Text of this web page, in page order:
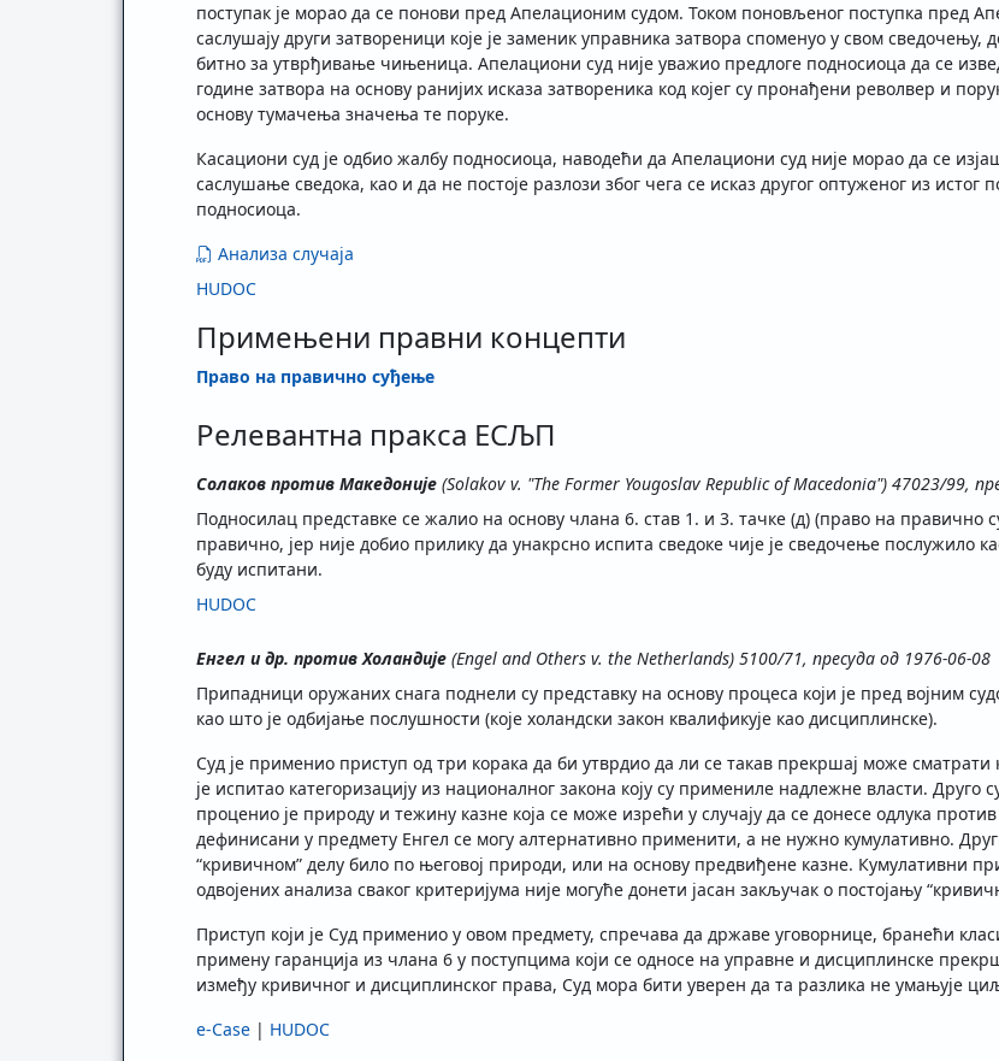
поступак је морао да се понови пред Апелационим судом. Током поновљеног поступка пред
саслушају други затвореници које је заменик управника затвора споменуо у свом
битно за утврђивање чињеница. Апелациони суд није уважио предлоге подносиоца да се
године затвора на основу ранијих исказа затвореника код којег су пронађени револвер и
основу тумачења значења те поруке.
Касациони суд је одбио жалбу подносиоца, наводећи да Апелациони суд није морао да се
саслушање сведока, као и да не постоје разлози због чега се исказ другог оптуженог из истог
подносиоца.
Анализа случаја
HUDOC
Примењени правни концепти
Право на правично суђење
Релевантна пракса ЕСЉП
Солаков против Македоније (Solakov v. "The Former Yougoslav Republic of Macedonia") 47023/99,
Подносилац представке се жалио на основу члана 6. став 1. и 3. тачке (д) (право на правично
правично, јер није добио прилику да унакрсно испита сведоке чије је сведочење послужило
буду испитани.
HUDOC
Енгел и др. против Холандије (Engel and Others v. the Netherlands) 5100/71, пресуда од 1976-06-08
Припадници оружаних снага поднели су представку на основу процеса који је пред војним
као што је одбијање послушности (које холандски закон квалификује као дисциплинске).
Суд је применио приступ од три корака да би утврдио да ли се такав прекршај може
је испитао категоризацију из националног закона коју су примениле надлежне власти.
проценио је природу и тежину казне која се може изрећи у случају да се донесе одлука
дефинисани у предмету Енгел се могу алтернативно применити, а не нужно кумулативно.
“кривичном” делу било по његовој природи, или на основу предвиђене казне. Кумулативни
одвојених анализа сваког критеријума није могуће донети јасан закључак о постојању
Приступ који је Суд применио у овом предмету, спречава да државе уговорнице, бранећи
примену гаранција из члана 6 у поступцима који се односе на управне и дисциплинске
између кривичног и дисциплинског права, Суд мора бити уверен да та разлика не умањује
e-Case | HUDOC